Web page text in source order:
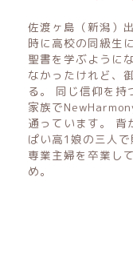
佐渡ヶ島（新潟）
時に高校の同級生
聖書を学ぶように
なかったけれど、
る。 同じ信仰を
家族で
通っています。 背
ぱい高1娘の三人
専業主婦を卒業し
め。